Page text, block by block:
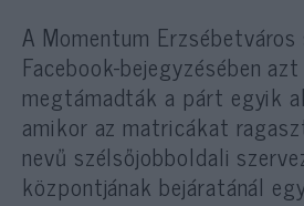
A Momentum
Facebook-bejegyzésében
megtámadták a párt egyik
amikor az matricákat
nevű szélsőjobboldali
központjának bejáratánál